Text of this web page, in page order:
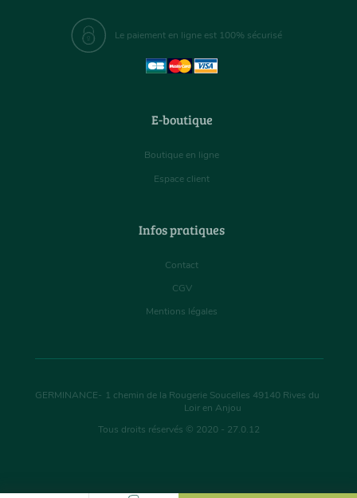
Le paiement en ligne est 100% sécurisé
E-boutique
Boutique en ligne
Espace client
Infos pratiques
Contact
CGV
Mentions légales
GERMINANCE- 1 chemin de la Rougerie Soucelles 49140 Rives du
Loir en Anjou
Tous droits réservés © 2020 - 27.0.12